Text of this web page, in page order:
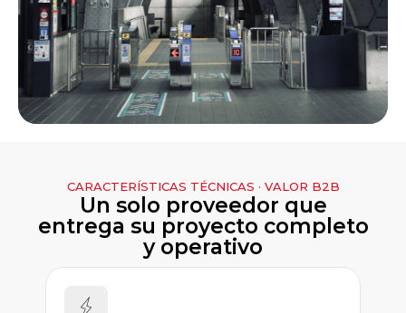
CARACTERÍSTICAS TÉCNICAS · VALOR B2B
Un solo proveedor que
entrega su proyecto completo
y operativo